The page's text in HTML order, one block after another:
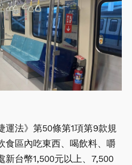
運法》第50條第1項第9款規
食區內吃東西、喝飲料、嚼
新台幣1,500元以上、7,500